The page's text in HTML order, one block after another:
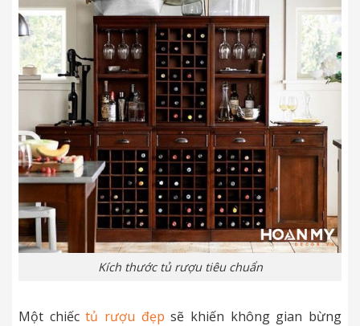
Kích thước tủ rượu tiêu chuẩn
Một chiếctủ rượu đẹp sẽ khiến không gian bừng